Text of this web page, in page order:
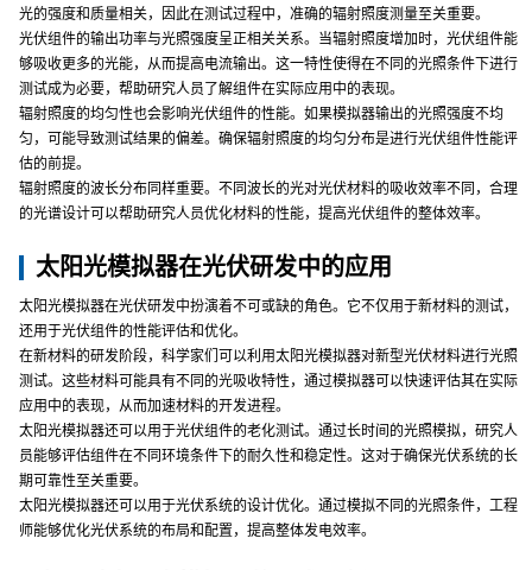
光的强度和质量相关，因此在测试过程中，准确的辐射照度测量至关重要。
光伏组件的输出功率与光照强度呈正相关关系。当辐射照度增加时，光伏组件能
够吸收更多的光能，从而提高电流输出。这一特性使得在不同的光照条件下进行
测试成为必要，帮助研究人员了解组件在实际应用中的表现。
辐射照度的均匀性也会影响光伏组件的性能。如果模拟器输出的光照强度不均
匀，可能导致测试结果的偏差。确保辐射照度的均匀分布是进行光伏组件性能评
估的前提。
辐射照度的波长分布同样重要。不同波长的光对光伏材料的吸收效率不同，合理
的光谱设计可以帮助研究人员优化材料的性能，提高光伏组件的整体效率。
太阳光模拟器在光伏研发中的应用
太阳光模拟器在光伏研发中扮演着不可或缺的角色。它不仅用于新材料的测试，
还用于光伏组件的性能评估和优化。
在新材料的研发阶段，科学家们可以利用太阳光模拟器对新型光伏材料进行光照
测试。这些材料可能具有不同的光吸收特性，通过模拟器可以快速评估其在实际
应用中的表现，从而加速材料的开发进程。
太阳光模拟器还可以用于光伏组件的老化测试。通过长时间的光照模拟，研究人
员能够评估组件在不同环境条件下的耐久性和稳定性。这对于确保光伏系统的长
期可靠性至关重要。
太阳光模拟器还可以用于光伏系统的设计优化。通过模拟不同的光照条件，工程
师能够优化光伏系统的布局和配置，提高整体发电效率。